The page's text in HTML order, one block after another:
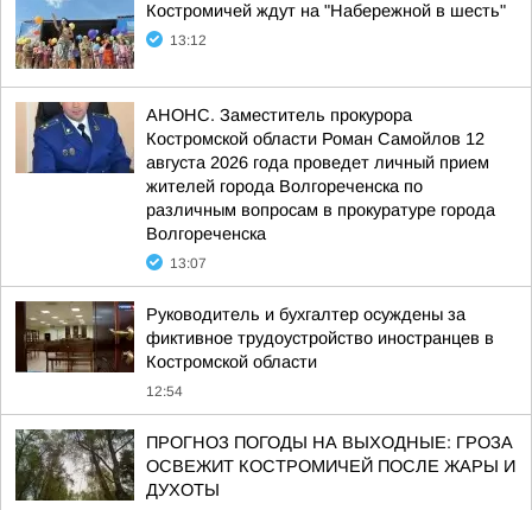
Костромичей ждут на "Набережной в шесть"
13:12
АНОНС. Заместитель прокурора
Костромской области Роман Самойлов 12
августа 2026 года проведет личный прием
жителей города Волгореченска по
различным вопросам в прокуратуре города
Волгореченска
13:07
Руководитель и бухгалтер осуждены за
фиктивное трудоустройство иностранцев в
Костромской области
12:54
ПРОГНОЗ ПОГОДЫ НА ВЫХОДНЫЕ: ГРОЗА
ОСВЕЖИТ КОСТРОМИЧЕЙ ПОСЛЕ ЖАРЫ И
ДУХОТЫ